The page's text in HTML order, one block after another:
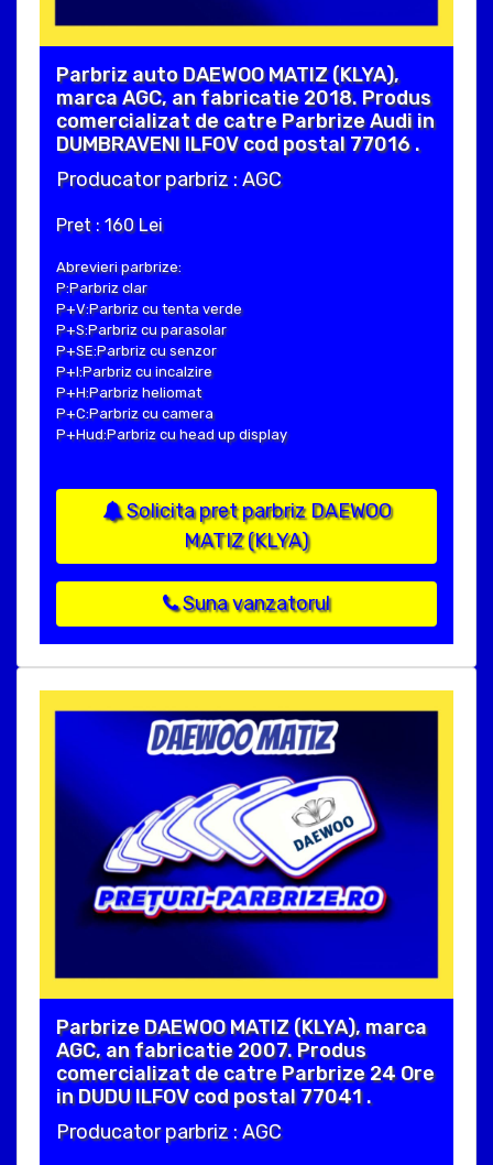
Parbriz auto DAEWOO MATIZ (KLYA),
marca AGC, an fabricatie 2018. Produs
comercializat de catre Parbrize Audi in
DUMBRAVENI ILFOV cod postal 77016 .
Producator parbriz : AGC
Pret : 160 Lei
Abrevieri parbrize:
P:Parbriz clar
P+V:Parbriz cu tenta verde
P+S:Parbriz cu parasolar
P+SE:Parbriz cu senzor
P+I:Parbriz cu incalzire
P+H:Parbriz heliomat
P+C:Parbriz cu camera
P+Hud:Parbriz cu head up display
Solicita pret parbriz DAEWOO
MATIZ (KLYA)
Suna vanzatorul
Parbrize DAEWOO MATIZ (KLYA), marca
AGC, an fabricatie 2007. Produs
comercializat de catre Parbrize 24 Ore
in DUDU ILFOV cod postal 77041 .
Producator parbriz : AGC